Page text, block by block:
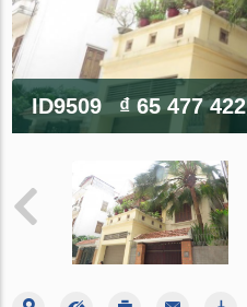
ID9509 ₫ 65 477